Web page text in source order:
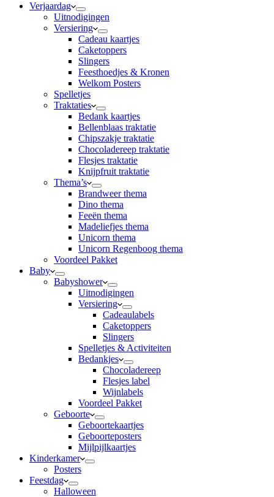
Verjaardag
Uitnodigingen
Versiering
Cadeau kaartjes
Caketoppers
Slingers
Feesthoedjes & Kronen
Welkom Posters
Spelletjes
Traktaties
Bedank kaartjes
Bellenblaas traktatie
Chipszakje traktatie
Chocoladereep traktatie
Flesjes traktatie
Knijpfruit traktatie
Thema’s
Brandweer thema
Dino thema
Feeën thema
Madeliefjes thema
Unicorn thema
Unicorn Regenboog thema
Voordeel Pakket
Baby
Babyshower
Uitnodigingen
Versiering
Cadeaulabels
Caketoppers
Slingers
Spelletjes & Activiteiten
Bedankjes
Chocoladereep
Flesjes label
Wijnlabels
Voordeel Pakket
Geboorte
Geboortekaartjes
Geboorteposters
Mijlpijlkaartjes
Kinderkamer
Posters
Feestdag
Halloween